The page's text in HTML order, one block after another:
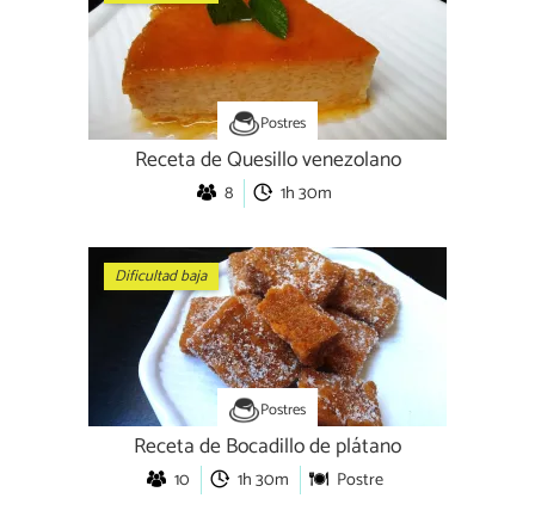
Postres
Receta de Quesillo venezolano
8 1h 30m
Dificultad baja
Postres
Receta de Bocadillo de plátano
10 1h 30m Postre